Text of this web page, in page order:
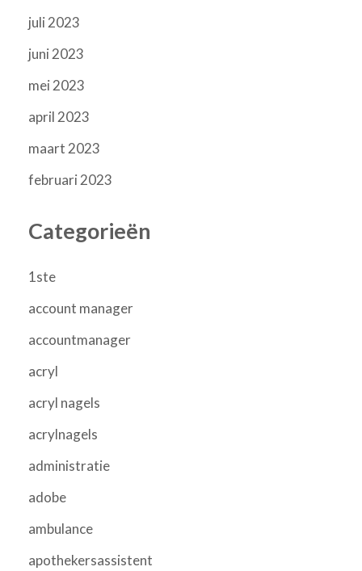
juli 2023
juni 2023
mei 2023
april 2023
maart 2023
februari 2023
Categorieën
1ste
account manager
accountmanager
acryl
acryl nagels
acrylnagels
administratie
adobe
ambulance
apothekersassistent